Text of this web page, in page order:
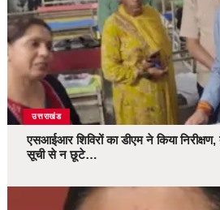
उत्तराखंड
एसआईआर शिविरों का डीएम ने किया
सूची से न छूटे…